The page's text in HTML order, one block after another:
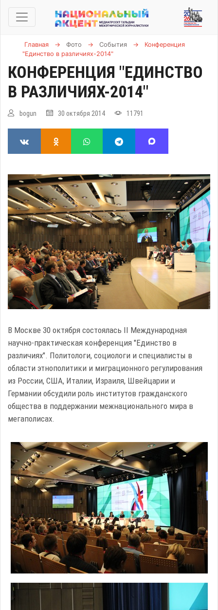
Главная → Фото → События →
Конференция
"Единство в различиях-2014"
КОНФЕРЕНЦИЯ "ЕДИНСТВО
В РАЗЛИЧИЯХ-2014"
bogun 30 октября 2014 11791
В Москве 30 октября состоялась II Международная
научно-практическая конференция "Единство в
различиях". Политологи, социологи и специалисты в
области этнополитики и миграционного регулирования
из России, США, Италии, Израиля, Швейцарии и
Германии обсудили роль институтов гражданского
общества в поддержании межнационального мира в
мегаполисах.